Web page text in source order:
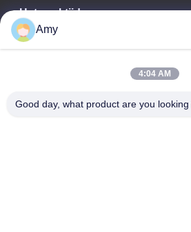
Het werktijd
09:00-18:00
Nationale weg 106, Huadu-district,
Amy
4:04 AM
Good day, what product are you